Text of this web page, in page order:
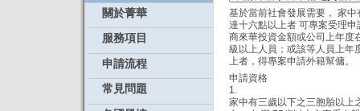
關於菁華
服務項目
申請流程
常見問題
基於當前社會發展需要， 家
達十六點以上者 可專案受理
商來華投資金額或公司上年度
級以上人員；或該等人員上年
上者，得專案申請外籍幫傭。
申請資格
1.
家中有三歲以下之三胞胎以上